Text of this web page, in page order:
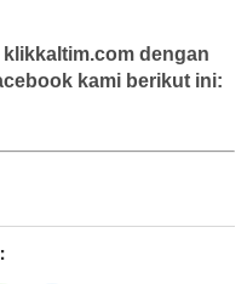
klikkaltim.com dengan
kami berikut ini: